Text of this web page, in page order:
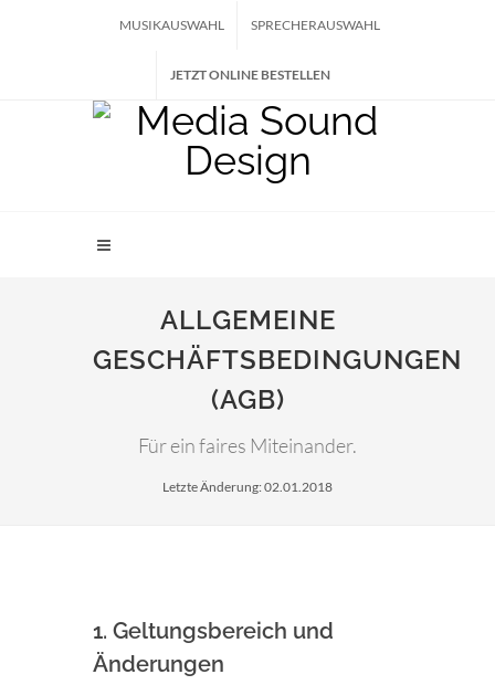
MUSIKAUSWAHL SPRECHERAUSWAHL
JETZT ONLINE BESTELLEN
ALLGEMEINE
GESCHÄFTSBEDINGUNGEN
(AGB)
Für ein faires Miteinander.
Letzte Änderung: 02.01.2018
1. Geltungsbereich und
Änderungen